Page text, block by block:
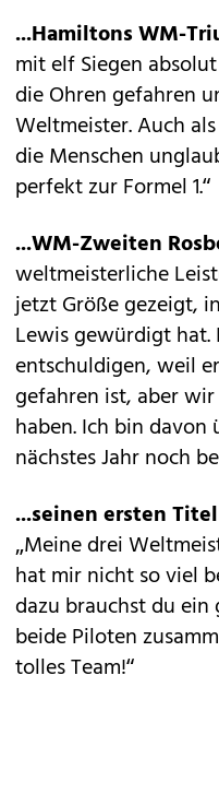
...Hamiltons WM-
mit elf Siegen
die Ohren gefahren
Weltmeister. Auch
die Menschen
perfekt zur Formel 1.“
...WM-Zweiten
weltmeisterliche
jetzt Größe gezeigt,
Lewis gewürdigt hat.
entschuldigen, weil
gefahren ist, aber
haben. Ich bin davon
nächstes Jahr noch
...seinen ersten
„Meine drei
hat mir nicht so viel
dazu brauchst du ein
beide Piloten
tolles Team!“